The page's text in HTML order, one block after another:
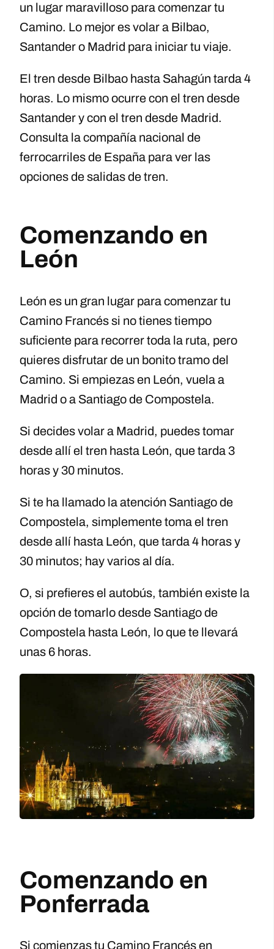
un lugar maravilloso para comenzar tu
Camino. Lo mejor es volar a Bilbao,
Santander o Madrid para iniciar tu viaje.
El tren desde Bilbao hasta Sahagún tarda 4
horas. Lo mismo ocurre con el tren desde
Santander y con el tren desde Madrid.
Consulta la compañía nacional de
ferrocarriles de España para ver las
opciones de salidas de tren.
Comenzando en
León
León es un gran lugar para comenzar tu
Camino Francés si no tienes tiempo
suficiente para recorrer toda la ruta, pero
quieres disfrutar de un bonito tramo del
Camino. Si empiezas en León, vuela a
Madrid o a Santiago de Compostela.
Si decides volar a Madrid, puedes tomar
desde allí el tren hasta León, que tarda 3
horas y 30 minutos.
Si te ha llamado la atención Santiago de
Compostela, simplemente toma el tren
desde allí hasta León, que tarda 4 horas y
30 minutos; hay varios al día.
O, si prefieres el autobús, también existe la
opción de tomarlo desde Santiago de
Compostela hasta León, lo que te llevará
unas 6 horas.
Comenzando en
Ponferrada
Si comienzas tu Camino Francés en